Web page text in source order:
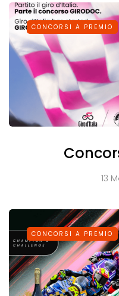
CONCORSI A PREMIO
13
CONCORSI A PREMIO